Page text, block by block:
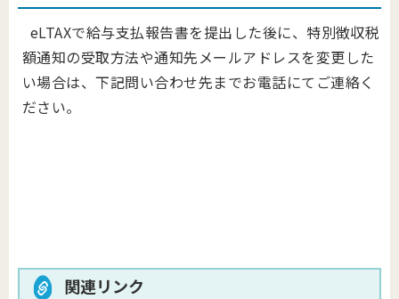
eLTAXで給与支払報告書を提出した後に、特別徴収税
額通知の受取方法や通知先メールアドレスを変更した
い場合は、下記問い合わせ先までお電話にてご連絡く
ださい。
関連リンク